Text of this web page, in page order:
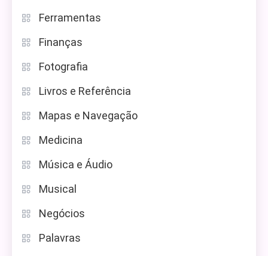
Ferramentas
Finanças
Fotografia
Livros e Referência
Mapas e Navegação
Medicina
Música e Áudio
Musical
Negócios
Palavras